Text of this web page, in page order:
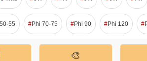
55 Phi 70-75 Phi 90 Phi 120
🎨